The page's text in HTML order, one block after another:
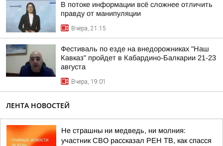
В потоке информации всё сложнее отличить
правду от манипуляции
Вчера, 21:15
Фестиваль по езде на внедорожниках "Наш
Кавказ" пройдет в Кабардино-Балкарии 21-23
августа
Вчера, 19:01
ЛЕНТА НОВОСТЕЙ
Не страшны ни медведь, ни молния:
участник СВО рассказал РЕН ТВ, как спасся